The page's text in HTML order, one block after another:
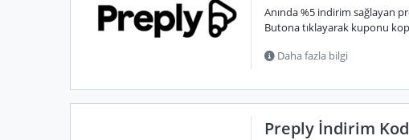
Anında %5 indirim sağlayan
Butona tıklayarak kuponu
Daha fazla bilgi
Preply İndirim